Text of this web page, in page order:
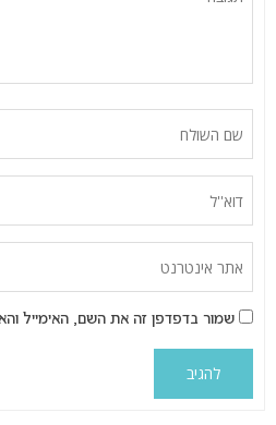
שמור בדפדפן זה את השם, האימייל